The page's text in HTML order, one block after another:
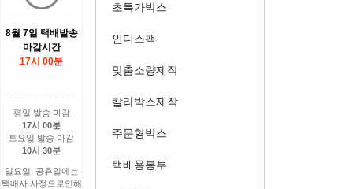
8월 7일 택배발송
마감시간
17시 00분
평일 발송 마감
17시 00분
토요일 발송 마감
10시 30분
일요일, 공휴일에는
택배사 사정으로인해
초특가박스
인디스팩
맞춤소량제작
칼라박스제작
주문형박스
택배용봉투